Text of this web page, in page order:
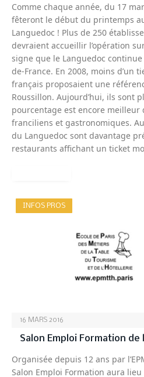
Comme chaque année, du 17
fêteront le début du printemps
Languedoc ! Plus de 250
devraient accueillir l’opération
signe que le Languedoc continue
de-France. En 2008, moins d’un
français proposaient une
Roussillon. Aujourd’hui, ils sont
pourcentage est encore meilleur
franciliens et gastronomiques.
du Languedoc sont davantage
restaurants affichant un ticket
INFOS PROS
16 MARS 2016
Salon Emploi Formation de
Organisée depuis 12 ans par
Salon Emploi Formation aura